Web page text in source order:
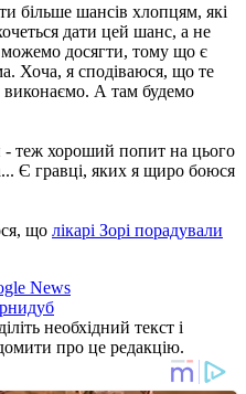
більше шансів хлопцям, які
дати цей шанс, а не
можемо досягти, тому що є
Хоча, я сподіваюся, що те
А там будемо
теж хороший попит на цього
Є гравці, яких я щиро боюся
що лікарі Зорі порадували
News
необхідний текст і
про це редакцію.